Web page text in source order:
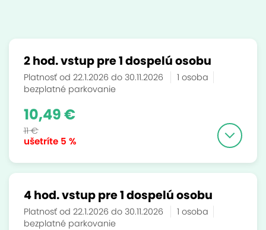
2 hod. vstup pre 1 dospelú osobu
Platnosť od 22.1.2026 do 30.11.2026
1 osoba
bezplatné parkovanie
ušetríte 5 %
10,49 €
11 €
4 hod. vstup pre 1 dospelú osobu
Platnosť od 22.1.2026 do 30.11.2026
1 osoba
bezplatné parkovanie